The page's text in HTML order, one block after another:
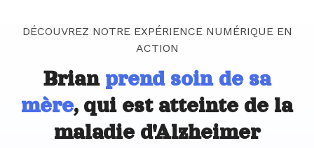
DÉCOUVREZ NOTRE EXPÉRIENCE NUMÉRIQUE EN
ACTION
Brian prend soin de sa
mère, qui est atteinte de la
maladie d'Alzheimer